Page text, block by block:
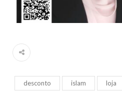
desconto islam loja